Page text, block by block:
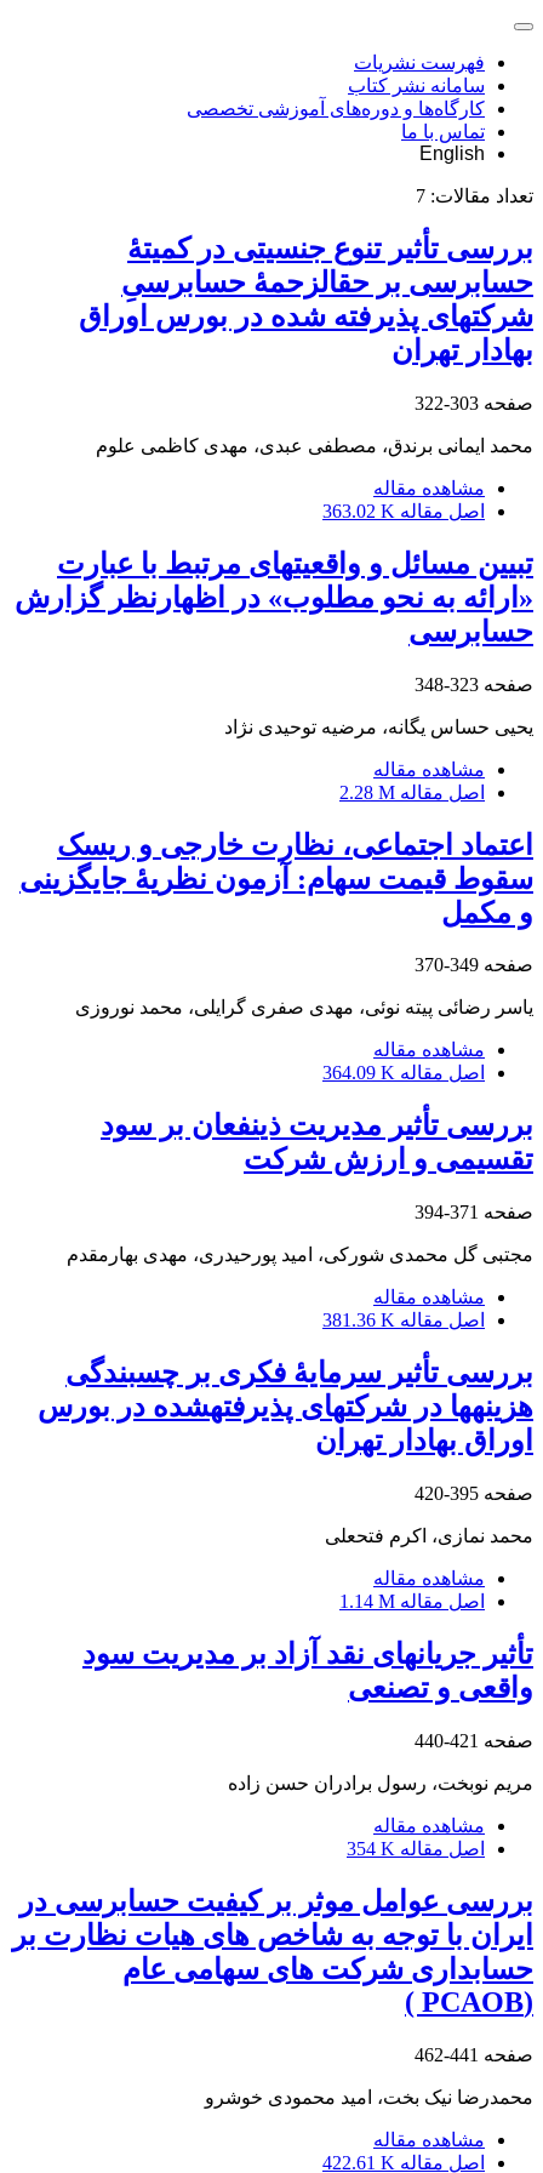
فهرست نشریات
سامانه نشر کتاب
کارگاه‌ها و دوره‌های آموزشی تخصصی
تماس با ما
English
تعداد مقالات: 7
بررسی تأثیر تنوع جنسیتی در کمیتۀ
حسابرسی بر حق‎الزحمۀ حسابرسیِ
شرکت‎های پذیرفته شده در بورس اوراق
بهادار تهران
صفحه 303-322
محمد ایمانی برندق، مصطفی عبدی، مهدی کاظمی علوم
مشاهده مقاله
اصل مقاله 363.02 K
تبیین مسائل و واقعیت‎های مرتبط با عبارت
«ارائه به نحو مطلوب» در اظهارنظر گزارش
حسابرسی
صفحه 323-348
یحیی حساس یگانه، مرضیه توحیدی نژاد
مشاهده مقاله
اصل مقاله 2.28 M
اعتماد اجتماعی، نظارت خارجی و ریسک
سقوط قیمت سهام: آزمون نظریۀ جایگزینی
و مکمل
صفحه 349-370
یاسر رضائی پیته نوئی، مهدی صفری گرایلی، محمد نوروزی
مشاهده مقاله
اصل مقاله 364.09 K
بررسی تأثیر مدیریت ذی‎نفعان بر سود
تقسیمی و ارزش شرکت
صفحه 371-394
مجتبی گل محمدی شورکی، امید پورحیدری، مهدی بهارمقدم
مشاهده مقاله
اصل مقاله 381.36 K
بررسی تأثیر سرمایۀ فکری بر چسبندگی
هزینه‎ها در شرکت‎های پذیرفته‎شده در بورس
اوراق بهادار تهران
صفحه 395-420
محمد نمازی، اکرم فتحعلی
مشاهده مقاله
اصل مقاله 1.14 M
تأثیر جریان‎های نقد آزاد بر مدیریت سود
واقعی و تصنعی
صفحه 421-440
مریم نوبخت، رسول برادران حسن زاده
مشاهده مقاله
اصل مقاله 354 K
بررسی عوامل موثر بر کیفیت حسابرسی در
ایران با توجه به شاخص های هیات نظارت بر
حسابداری شرکت های سهامی عام
(PCAOB )
صفحه 441-462
محمدرضا نیک بخت، امید محمودی خوشرو
مشاهده مقاله
اصل مقاله 422.61 K